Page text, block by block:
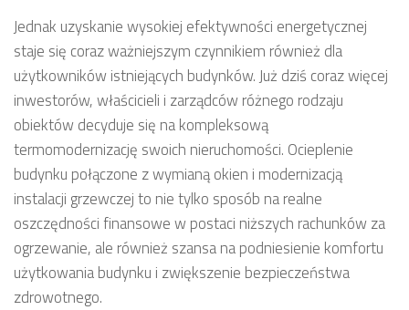
Jednak uzyskanie wysokiej efektywności energetycznej
staje się coraz ważniejszym czynnikiem również dla
użytkowników istniejących budynków. Już dziś coraz więcej
inwestorów, właścicieli i zarządców różnego rodzaju
obiektów decyduje się na kompleksową
termomodernizację swoich nieruchomości. Ocieplenie
budynku połączone z wymianą okien i modernizacją
instalacji grzewczej to nie tylko sposób na realne
oszczędności finansowe w postaci niższych rachunków za
ogrzewanie, ale również szansa na podniesienie komfortu
użytkowania budynku i zwiększenie bezpieczeństwa
zdrowotnego.